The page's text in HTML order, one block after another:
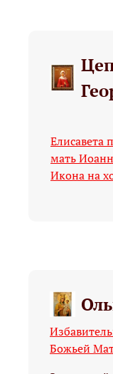
Елисавета
мать
Икона на
Божьей